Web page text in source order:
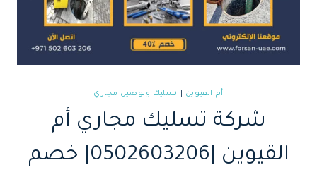
أم القيوين تسليك وتوصيل مجاري
شركة تسليك مجاري أم
القيوين |0502603206| خصم